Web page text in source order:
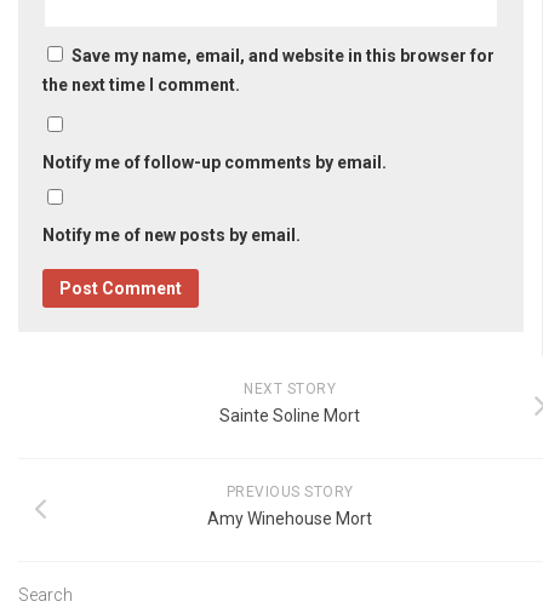
Save my name, email, and website in this browser for
the next time I comment.
Notify me of follow-up comments by email.
Notify me of new posts by email.
NEXT STORY
Sainte Soline Mort
PREVIOUS STORY
Amy Winehouse Mort
Search